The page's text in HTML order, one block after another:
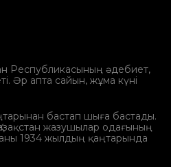
Республикасының әдебиет,
Әр апта сайын, жұма күні
бастап шыға бастады.
Қазақстан жазушылар одағының
1934 жылдың қаңтарында